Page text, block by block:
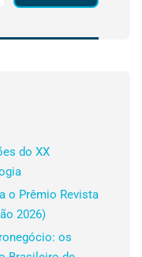
do XX
o Prêmio Revista
2026)
os